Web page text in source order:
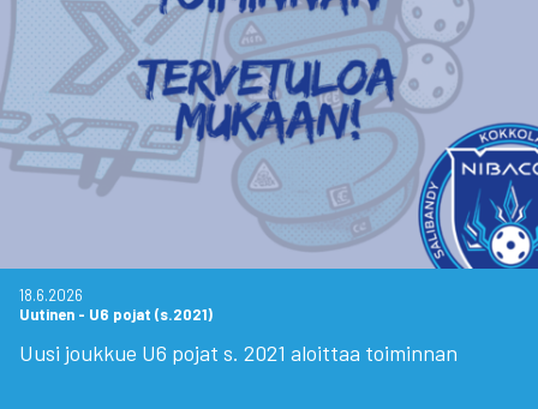
18.6.2026
Uutinen - U6 pojat (s.2021)
Uusi joukkue U6 pojat s. 2021 aloittaa toiminnan